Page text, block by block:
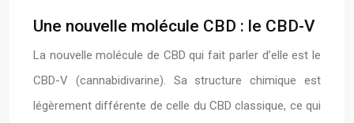
Une nouvelle molécule CBD : le CBD-V
La nouvelle molécule de CBD qui fait parler d’elle est le
CBD-V (cannabidivarine). Sa structure chimique est
légèrement différente de celle du CBD classique, ce qui